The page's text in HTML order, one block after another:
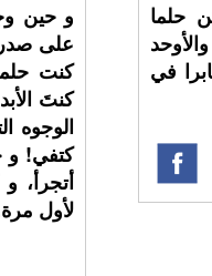
و حين
على
كنت
كنتَ
الوجوه
كتفي! و
أتجرأ،
لأول
حلما
في